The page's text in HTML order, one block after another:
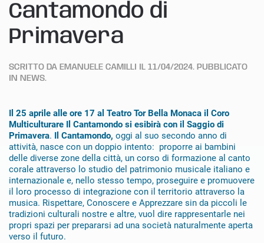
Cantamondo di
Primavera
SCRITTO DA EMANUELE CAMILLI IL 11/04/2024. PUBBLICATO
IN NEWS.
Il 25 aprile alle ore 17 al Teatro Tor Bella Monaca il Coro
Multiculturare Il Cantamondo si esibirà con il Saggio di
Primavera. Il Cantamondo, oggi al suo secondo anno di
attività, nasce con un doppio intento: proporre ai bambini
delle diverse zone della città, un corso di formazione al canto
corale attraverso lo studio del patrimonio musicale italiano e
internazionale e, nello stesso tempo, proseguire e promuovere
il loro processo di integrazione con il territorio attraverso la
musica. Rispettare, Conoscere e Apprezzare sin da piccoli le
tradizioni culturali nostre e altre, vuol dire rappresentarle nei
propri spazi per prepararsi ad una società naturalmente aperta
verso il futuro.